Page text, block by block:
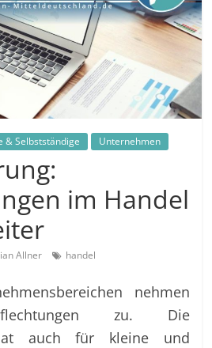
& Selbstständige Unternehmen
im Handel
Allner handel
nehmen
zu. Die
auch für kleine und